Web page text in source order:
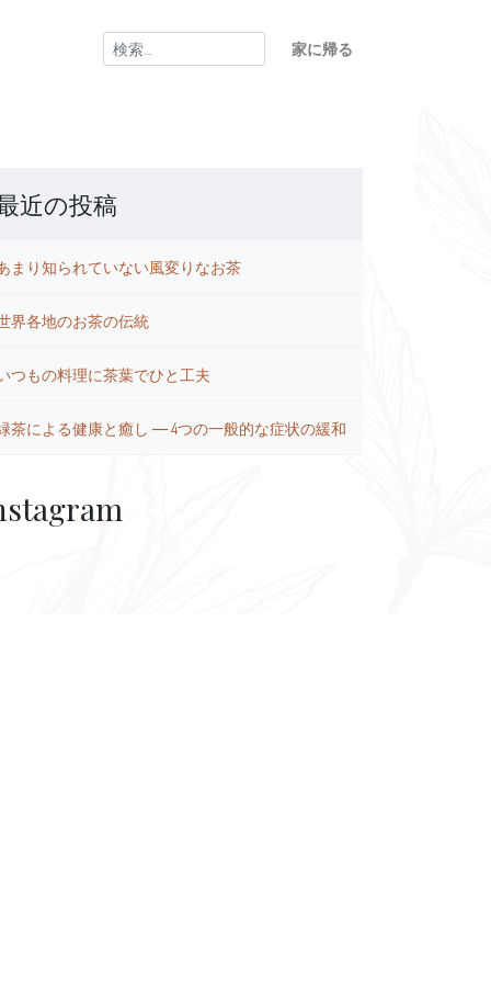
検
索:
家に帰る
近の投稿
まり知られていない風変りなお茶
界各地のお茶の伝統
つもの料理に茶葉でひと工夫
茶による健康と癒し ― 4つの一般的な症状の緩和